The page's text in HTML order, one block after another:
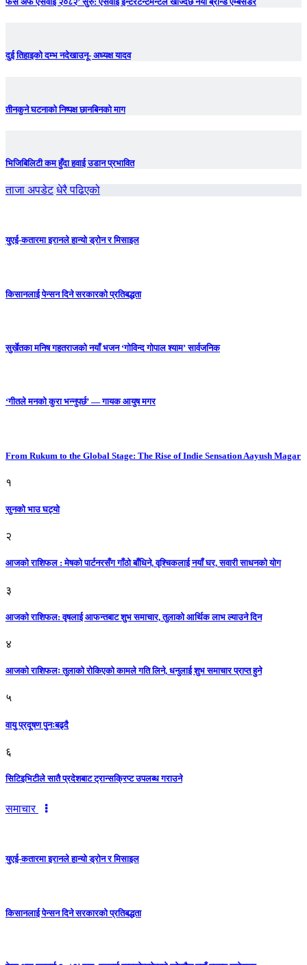
दुई तिहाइको दम्भ नदेखाउनू- अध्यक्ष यादव
तीनकुने घटनाकाे निष्पक्ष छानबिनकाे माग
भिजिबिलिटी कम हुँदा हवाई उडान प्रभावित
ताजा अपडेट धेरै पढिएको
युएई-कतारमा इरानले हान्यो ड्रोन र मिसाइल
किसानलाई पेन्सन दिने सरकारको प्रतिबद्धता
सुर्खेतका मनिष गहतराजको नयाँ भजन ‘गोविन्द गोपाल श्याम’ सार्वजनिक
‘गीतले मनको कुरा भन्नुपर्छ’ — गायक आयुष मगर
From Rukum to the Global Stage: The Rise of Indie Sensation Aayush Magar
१
सुनको भाउ घट्याे
२
आजको राशिफल : मेषको पार्टनरसँग गाँठो बाँधिने, वृश्चिकलाई नयाँ घर, सवारी साधनकाे याेग
३
आजकाे राशिफल: वृषलाई आफन्तबाट शुभ समाचार, तुलाकाे आर्थिक लाभ ल्याउने दिन
४
आजको राशिफलः तुलाकाे रोकिएको कामले गति लिने, धनुलाई शुभ समाचार प्राप्त हुने
५
वायु प्रदूषण पुनःबढ्दै
६
सिटिइभिटीले सातै प्रदेशबाट ट्रान्सक्रिप्ट उपलब्ध गराउने
समाचार
युएई-कतारमा इरानले हान्यो ड्रोन र मिसाइल
किसानलाई पेन्सन दिने सरकारको प्रतिबद्धता